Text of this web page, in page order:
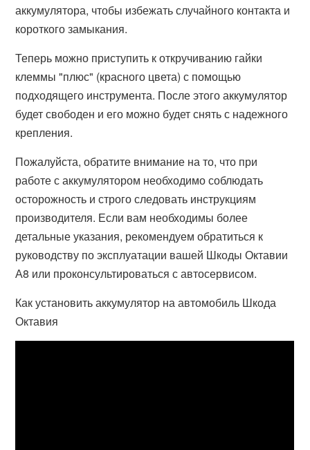
аккумулятора, чтобы избежать случайного контакта и
короткого замыкания.
Теперь можно приступить к откручиванию гайки
клеммы "плюс" (красного цвета) с помощью
подходящего инструмента. После этого аккумулятор
будет свободен и его можно будет снять с надежного
крепления.
Пожалуйста, обратите внимание на то, что при
работе с аккумулятором необходимо соблюдать
осторожность и строго следовать инструкциям
производителя. Если вам необходимы более
детальные указания, рекомендуем обратиться к
руководству по эксплуатации вашей Шкоды Октавии
А8 или проконсультироваться с автосервисом.
Как установить аккумулятор на автомобиль Шкода
Октавия